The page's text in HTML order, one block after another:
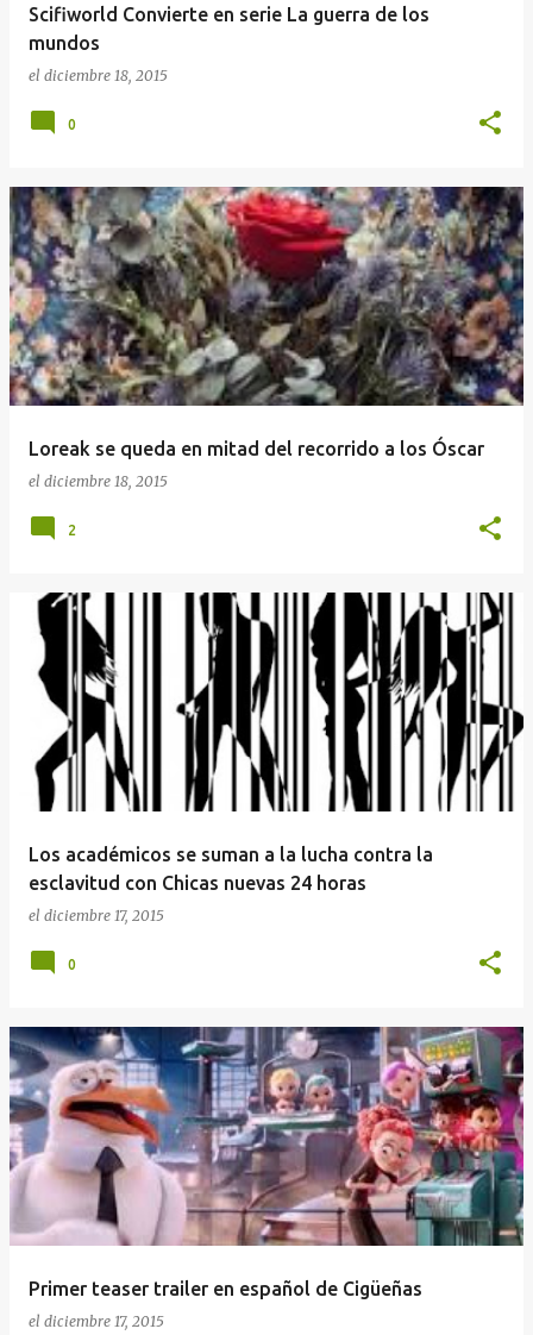
Scifiworld Convierte en serie La guerra de los
mundos
el diciembre 18, 2015
0
Loreak se queda en mitad del recorrido a los Óscar
el diciembre 18, 2015
2
Los académicos se suman a la lucha contra la
esclavitud con Chicas nuevas 24 horas
el diciembre 17, 2015
0
Primer teaser trailer en español de Cigüeñas
el diciembre 17, 2015